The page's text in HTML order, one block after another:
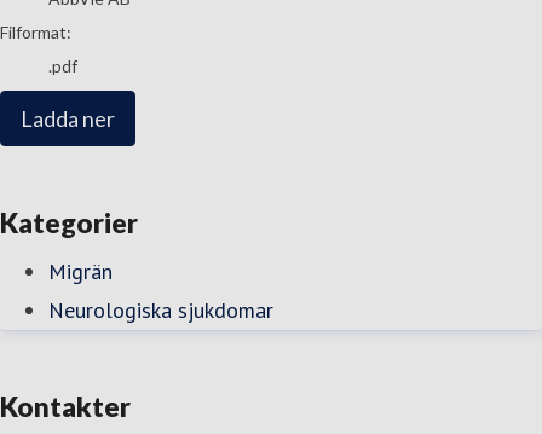
Filformat:
.pdf
Ladda ner
Kategorier
Migrän
Neurologiska sjukdomar
Kontakter